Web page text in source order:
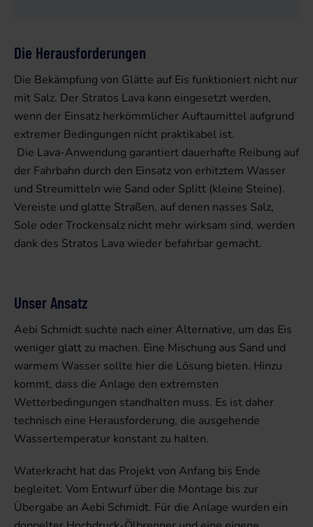
Die Herausforderungen
Die Bekämpfung von Glätte auf Eis funktioniert nicht nur
mit Salz. Der Stratos Lava kann eingesetzt werden,
wenn der Einsatz herkömmlicher Auftaumittel aufgrund
extremer Bedingungen nicht praktikabel ist.
Die Lava-Anwendung garantiert dauerhafte Reibung auf
der Fahrbahn durch den Einsatz von erhitztem Wasser
und Streumitteln wie Sand oder Splitt (kleine Steine).
Vereiste und glatte Straßen, auf denen nasses Salz,
Sole oder Trockensalz nicht mehr wirksam sind, werden
dank des Stratos Lava wieder befahrbar gemacht.
Unser Ansatz
Aebi Schmidt suchte nach einer Alternative, um das Eis
weniger glatt zu machen. Eine Mischung aus Sand und
warmem Wasser sollte hier die Lösung bieten. Hinzu
kommt, dass die Anlage den extremsten
Wetterbedingungen standhalten muss. Es ist daher
technisch eine Herausforderung, die ausgehende
Wassertemperatur konstant zu halten.
Waterkracht hat das Projekt von Anfang bis Ende
begleitet. Vom Entwurf über die Montage bis zur
Übergabe an Aebi Schmidt. Für die Anlage wurden ein